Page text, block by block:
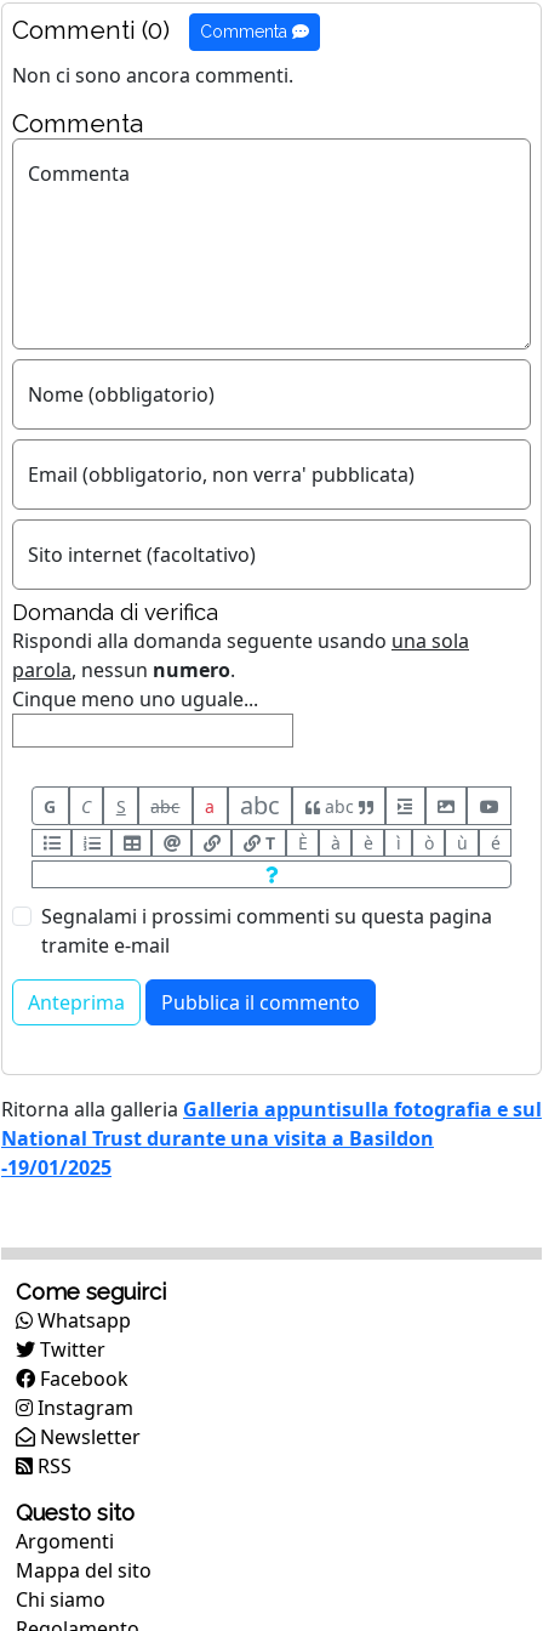
Commenti (0) Commenta
Non ci sono ancora commenti.
Commenta
Commenta
Nome (obbligatorio)
Email (obbligatorio, non verra' pubblicata)
Sito internet (facoltativo)
Domanda di verifica
Rispondi alla domanda seguente usando una sola
parola, nessun numero.
Cinque meno uno uguale...
G C S abc a abc
abc
T
È à è ì ò ù é
Segnalami i prossimi commenti su questa pagina
tramite e-mail
Ritorna alla galleria Galleria appuntisulla fotografia e sul
National Trust durante una visita a Basildon
-19/01/2025
Come seguirci
Whatsapp
Twitter
Facebook
Instagram
Newsletter
RSS
Questo sito
Argomenti
Mappa del sito
Chi siamo